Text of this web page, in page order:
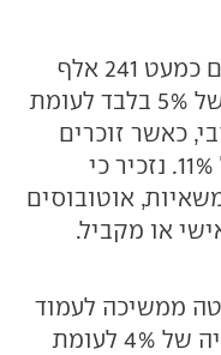
מתחילת השנה עלו על הכבישים כמעט 241 אלף
מכוניות חדשות, ירידה מתונה של 5% בלבד לעומת
כאשר זוכרים
שבמחצית השנה עמד הפער על 11%. נזכיר כי
אוטובוסים
או מקביל.
ממשיכה לעמוד
בצמרת טבלת המותגים, עם עליה של 4% לעומת